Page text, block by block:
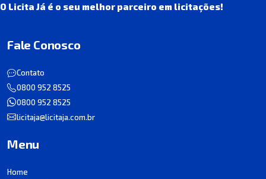
O Licita Já é o seu melhor parceiro em licitações!
Fale Conosco
Contato
0800 952 8525
0800 952 8525
licitaja@licitaja.com.br
Menu
Home